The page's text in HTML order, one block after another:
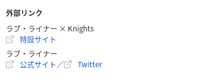
外部リンク
ラブ・ライナー × Knights
特設サイト
ラブ・ライナー
公式サイト／ Twitter